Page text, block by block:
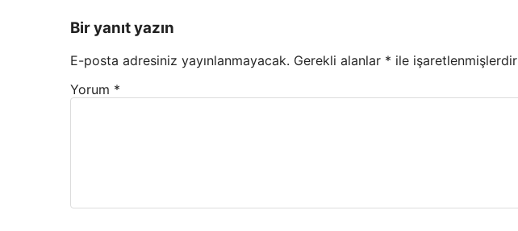
Bir yanıt yazın
E-posta adresiniz yayınlanmayacak. Gerekli alanlar * ile işaretlenmişlerdir
Yorum *